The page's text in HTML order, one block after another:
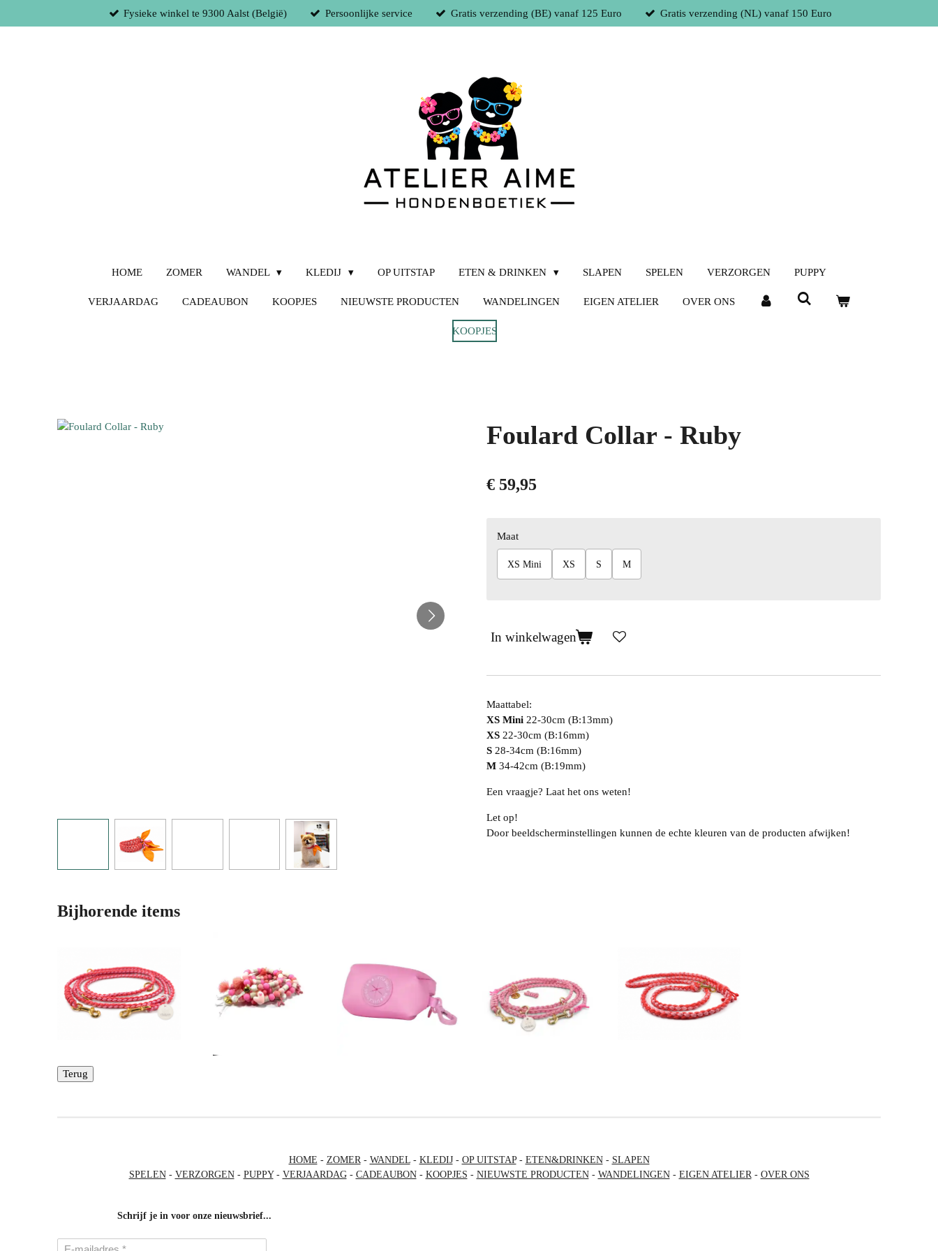
direct
Fysieke winkel te 9300 Aalst (België) Persoonlijke service Gratis verzending (BE) vanaf 125 Euro Gratis verzending (NL) vanaf 150 Euro
HOME ZOMER WANDEL KLEDIJ OP UITSTAP ETEN & DRINKEN SLAPEN SPELEN VERZORGEN PUPPY
VERJAARDAG CADEAUBON KOOPJES NIEUWSTE PRODUCTEN WANDELINGEN EIGEN ATELIER OVER ONS
KOOPJES
Foulard Collar - Ruby
€ 59,95
Maat
XS Mini XS S M
In winkelwagen
Maattabel:
XS Mini 22-30cm (B:13mm)
XS 22-30cm (B:16mm)
S 28-34cm (B:16mm)
M 34-42cm (B:19mm)
Een vraagje? Laat het ons weten!
Let op!
Door beeldscherminstellingen kunnen de echte kleuren van de producten afwijken!
Bijhorende items
Terug
HOME - ZOMER- WANDEL- KLEDIJ- OP UITSTAP- ETEN&DRINKEN- SLAPEN
SPELEN- VERZORGEN- PUPPY- VERJAARDAG- CADEAUBON- KOOPJES - NIEUWSTE PRODUCTEN- WANDELINGEN- EIGEN ATELIER- OVER ONS
Schrijf je in voor onze nieuwsbrief...